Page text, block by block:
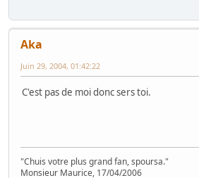
Aka
Juin 29, 2004, 01:42:22
C'est pas de moi donc sers toi.
"Chuis votre plus grand fan, spoursa."
Monsieur Maurice, 17/04/2006